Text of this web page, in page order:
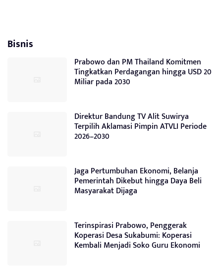
Bisnis
Prabowo dan PM Thailand Komitmen
Tingkatkan Perdagangan hingga USD 20
Miliar pada 2030
Direktur Bandung TV Alit Suwirya
Terpilih Aklamasi Pimpin ATVLI Periode
2026–2030
Jaga Pertumbuhan Ekonomi, Belanja
Pemerintah Dikebut hingga Daya Beli
Masyarakat Dijaga
Terinspirasi Prabowo, Penggerak
Koperasi Desa Sukabumi: Koperasi
Kembali Menjadi Soko Guru Ekonomi